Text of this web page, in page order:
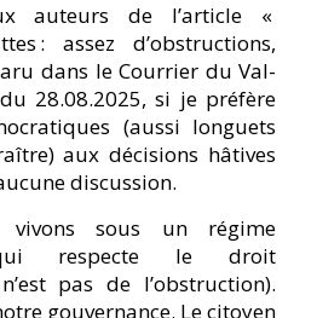
auteurs de l’article «
: assez d’obstructions,
dans le Courrier du Val-
28.08.2025, si je préfère
(aussi longuets
aux décisions hâtives
discussion.
vivons sous un régime
qui respecte le droit
pas de l’obstruction).
gouvernance. Le citoyen